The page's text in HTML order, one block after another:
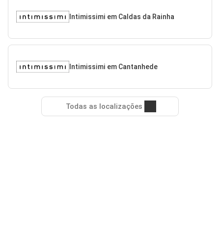
Intimissimi em Caldas da Rainha
Intimissimi em Cantanhede
Todas as localizações